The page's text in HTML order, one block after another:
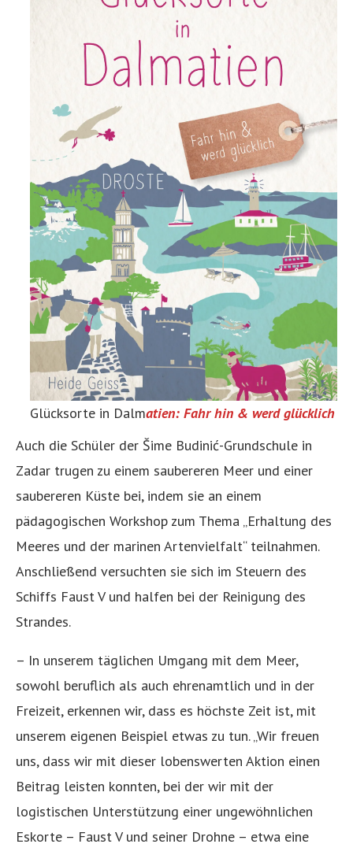
Glücksorte in Dalmatien: Fahr hin & werd glücklich
Auch die Schüler der Šime Budinić-Grundschule in
Zadar trugen zu einem saubereren Meer und einer
saubereren Küste bei, indem sie an einem
pädagogischen Workshop zum Thema „Erhaltung des
Meeres und der marinen Artenvielfalt“ teilnahmen.
Anschließend versuchten sie sich im Steuern des
Schiffs Faust V und halfen bei der Reinigung des
Strandes.
– In unserem täglichen Umgang mit dem Meer,
sowohl beruflich als auch ehrenamtlich und in der
Freizeit, erkennen wir, dass es höchste Zeit ist, mit
unserem eigenen Beispiel etwas zu tun. „Wir freuen
uns, dass wir mit dieser lobenswerten Aktion einen
Beitrag leisten konnten, bei der wir mit der
logistischen Unterstützung einer ungewöhnlichen
Eskorte – Faust V und seiner Drohne – etwa eine